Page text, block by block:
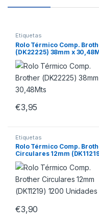
Etiquetas
Rolo Térmico Comp.
(DK22225) 38mm x
€3,95
Etiquetas
Rolo Térmico Comp.
Circulares 12mm
1200 Unidades
€3,90